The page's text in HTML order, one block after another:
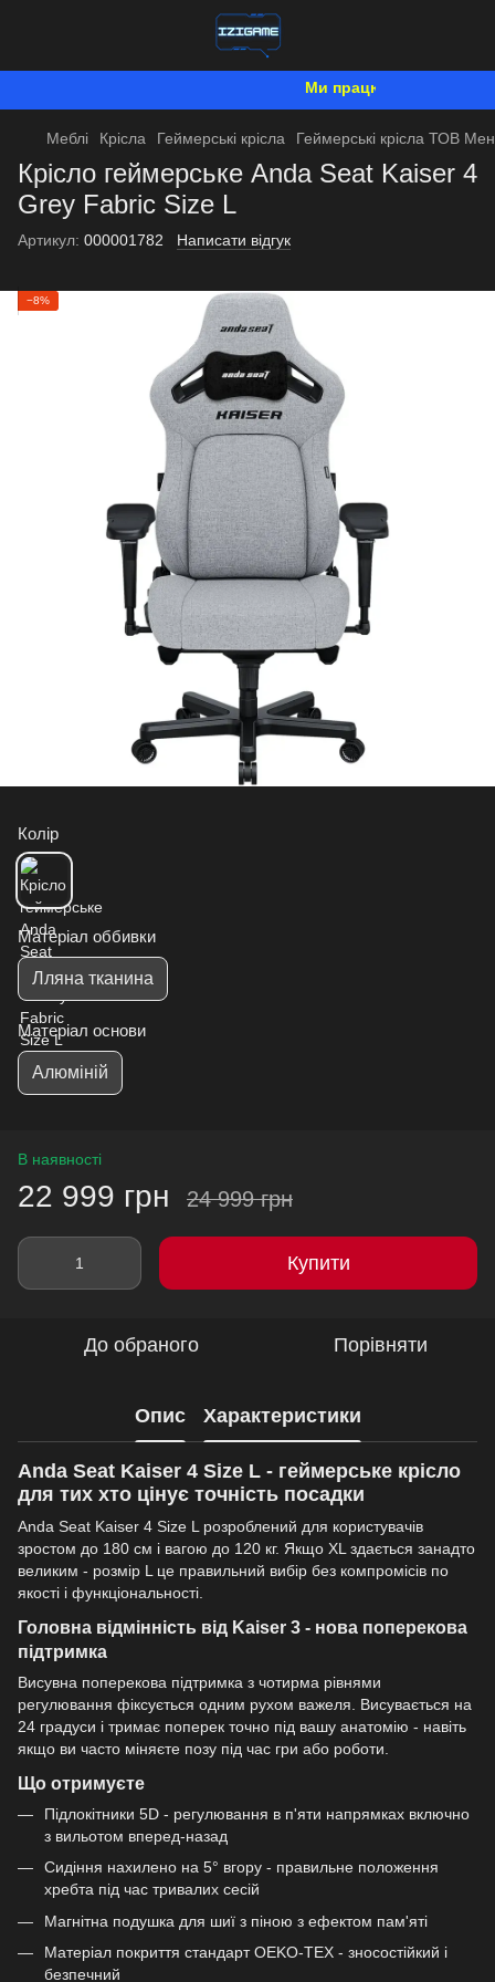
Ми працюємо. Все буде
Меблі Крісла Геймерські крісла Геймерські крісла ТОВ
Крісло геймерське Anda Seat Kaiser 4
Grey Fabric Size L
Артикул: 000001782 Написати відгук
−8%
Колір
Матеріал оббивки
Лляна тканина
Матеріал основи
Алюміній
В наявності
22 999 грн 24 999 грн
Купити
До обраного Порівняти
Опис Характеристики
Anda Seat Kaiser 4 Size L - геймерське крісло
для тих хто цінує точність посадки
Anda Seat Kaiser 4 Size L розроблений для користувачів
зростом до 180 см і вагою до 120 кг. Якщо XL здається занадто
великим - розмір L це правильний вибір без компромісів по
якості і функціональності.
Головна відмінність від Kaiser 3 - нова поперекова
підтримка
Висувна поперекова підтримка з чотирма рівнями
регулювання фіксується одним рухом важеля. Висувається на
24 градуси і тримає поперек точно під вашу анатомію - навіть
якщо ви часто міняєте позу під час гри або роботи.
Що отримуєте
Підлокітники 5D - регулювання в п'яти напрямках включно
з вильотом вперед-назад
Сидіння нахилено на 5° вгору - правильне положення
хребта під час тривалих сесій
Магнітна подушка для шиї з піною з ефектом пам'яті
Матеріал покриття стандарт OEKO-TEX - зносостійкий і
безпечний